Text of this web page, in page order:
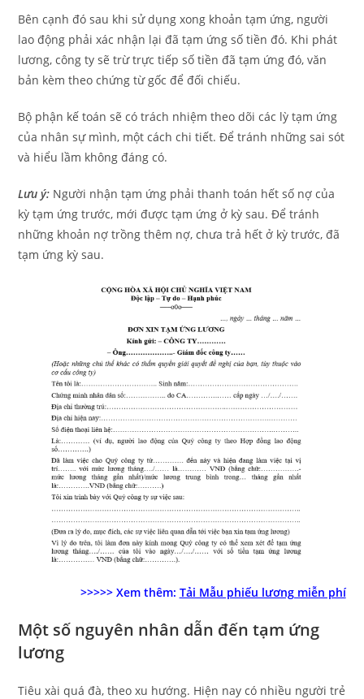
Bên cạnh đó sau khi sử dụng xong khoản tạm ứng, người
lao động phải xác nhận lại đã tạm ứng số tiền đó. Khi phát
lương, công ty sẽ trừ trực tiếp số tiền đã tạm ứng đó, văn
bản kèm theo chứng từ gốc để đối chiếu.
Bộ phận kế toán sẽ có trách nhiệm theo dõi các lỳ tạm ứng
của nhân sự mình, một cách chi tiết. Để tránh những sai sót
và hiểu lầm không đáng có.
Lưu ý: Người nhận tạm ứng phải thanh toán hết số nợ của
kỳ tạm ứng trước, mới được tạm ứng ở kỳ sau. Để tránh
những khoản nợ trồng thêm nợ, chưa trả hết ở kỳ trước, đã
tạm ứng kỳ sau.
>>>>> Xem thêm: Tải Mẫu phiếu lương miễn phí
Một số nguyên nhân dẫn đến tạm ứng
lương
Tiêu xài quá đà, theo xu hướng. Hiện nay có nhiều người trẻ